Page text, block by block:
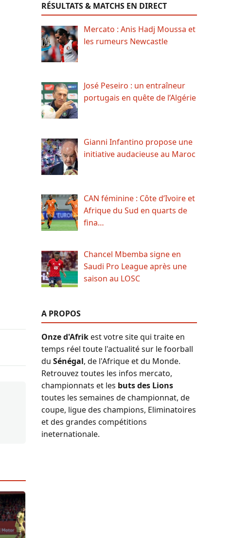
RÉSULTATS & MATCHS EN DIRECT
Mercato : Anis Hadj Moussa et
les rumeurs Newcastle
José Peseiro : un entraîneur
portugais en quête de l’Algérie
Gianni Infantino propose une
initiative audacieuse au Maroc
CAN féminine : Côte d’Ivoire et
Afrique du Sud en quarts de
fina…
Chancel Mbemba signe en
Saudi Pro League après une
saison au LOSC
A PROPOS
Onze d'Afrikest votre site qui traite en
temps réel toute l'actualité sur le foorball
du Sénégal, de l'Afrique et du Monde.
Retrouvez toutes les infos mercato,
championnats et les buts des Lions
toutes les semaines de championnat, de
coupe, ligue des champions, Eliminatoires
et des grandes compétitions
ineternationale.